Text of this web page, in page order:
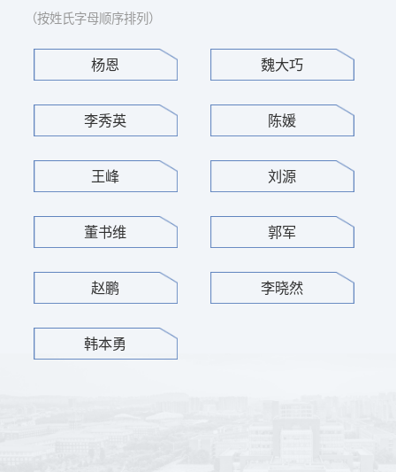
（按姓氏字母顺序排列）
杨恩 魏大巧
李秀英 陈媛
王峰 刘源
董书维 郭军
赵鹏 李晓然
韩本勇